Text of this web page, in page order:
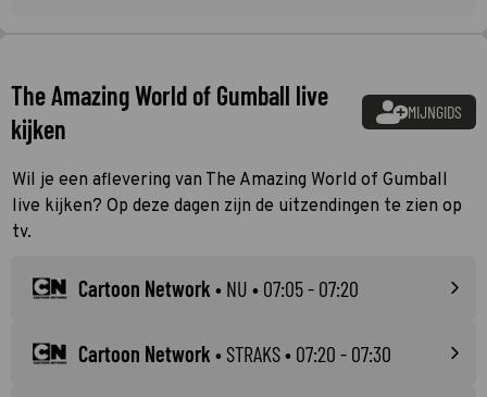
The Amazing World of Gumball live
kijken
MIJNGIDS
Wil je een aflevering van The Amazing World of Gumball
live kijken? Op deze dagen zijn de uitzendingen te zien op
tv.
Cartoon Network • NU • 07:05 - 07:20
Cartoon Network • STRAKS• 07:20 - 07:30